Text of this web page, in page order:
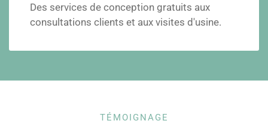
Des services de conception gratuits aux
consultations clients et aux visites d'usine.
TÉMOIGNAGE